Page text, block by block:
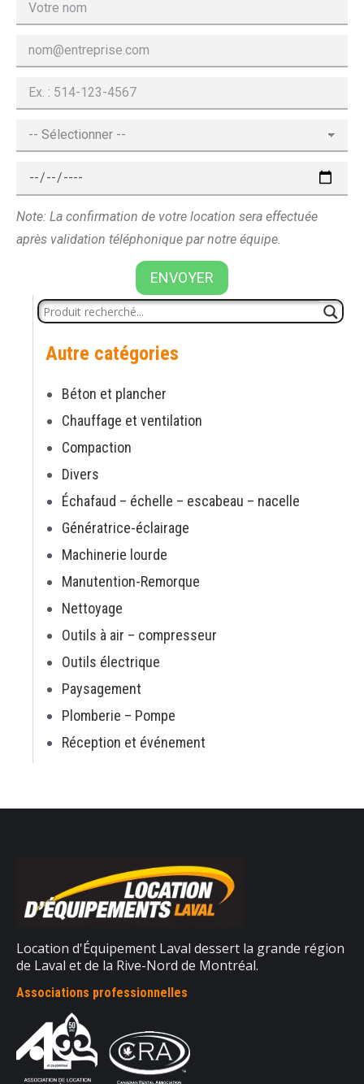
Note: La confirmation de votre location sera effectuée
après validation téléphonique par notre équipe.
ENVOYER
Autre catégories
Béton et plancher
Chauffage et ventilation
Compaction
Divers
Échafaud – échelle – escabeau – nacelle
Génératrice-éclairage
Machinerie lourde
Manutention-Remorque
Nettoyage
Outils à air – compresseur
Outils électrique
Paysagement
Plomberie – Pompe
Réception et événement
Location d'Équipement Laval dessert la grande région
de Laval et de la Rive-Nord de Montréal.
Associations professionnelles